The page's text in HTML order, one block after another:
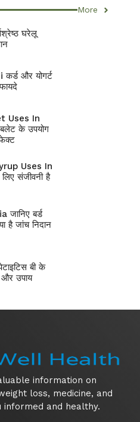
More
घरेलू
और योगर्ट
Uses In
के उपयोग
Uses In
संजीवनी है
बर्ड
है जांच निदान
बी के
और उपाय
information on
loss, medicine, and
and healthy.